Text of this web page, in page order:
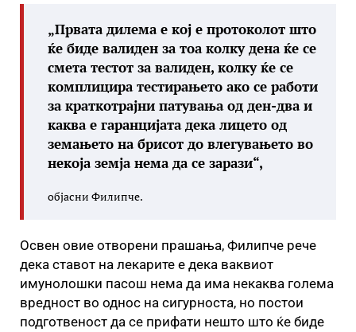
„Првата дилема е кој е протоколот што
ќе биде валиден за тоа колку дена ќе се
смета тестот за валиден, колку ќе се
комплицира тестирањето ако се работи
за краткотрајни патувања од ден-два и
каква е гаранцијата дека лицето од
земањето на брисот до влегувањето во
некоја земја нема да се зарази“,
објасни Филипче.
Освен овие отворени прашања, Филипче рече
дека ставот на лекарите е дека ваквиот
имунолошки пасош нема да има некаква голема
вредност во однос на сигурноста, но постои
подготвеност да се прифати нешто што ќе биде